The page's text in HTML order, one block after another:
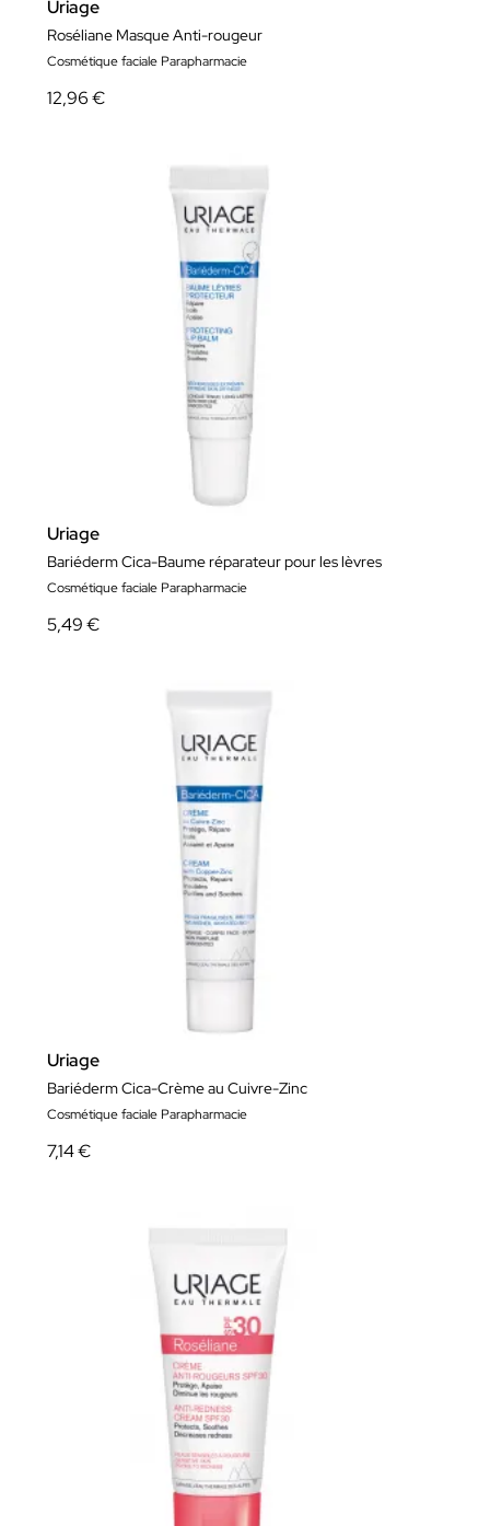
Uriage
Roséliane Masque Anti-rougeur
Cosmétique faciale Parapharmacie
12,96 €
Uriage
Bariéderm Cica-Baume réparateur pour les lèvres
Cosmétique faciale Parapharmacie
5,49 €
Uriage
Bariéderm Cica-Crème au Cuivre-Zinc
Cosmétique faciale Parapharmacie
7,14 €